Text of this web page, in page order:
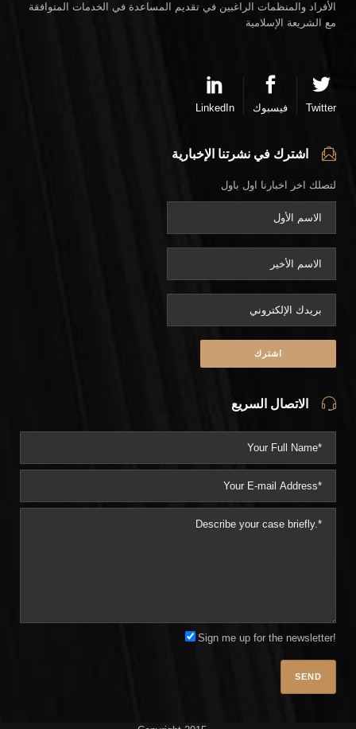
الأفراد والمنظمات الراغبين في تقديم المساعدة في الخدمات المتوافقة
مع الشريعة الإسلامية
Twitter فيسبوك LinkedIn
اشترك في نشرتنا الإخبارية
لتصلك اخر اخبارنا اول باول
الاتصال السريع
Sign me up for the newsletter!